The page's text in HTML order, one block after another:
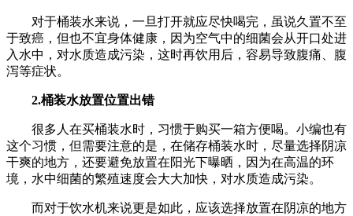
对于桶装水来说，一旦打开就应尽快喝完，虽说久置不至
于致癌，但也不宜身体健康，因为空气中的细菌会从开口处进
入水中，对水质造成污染，这时再饮用后，容易导致腹痛、腹
泻等症状。
2.桶装水放置位置出错
很多人在买桶装水时，习惯于购买一箱方便喝。小编也有
这个习惯，但需要注意的是，在储存桶装水时，尽量选择阴凉
干爽的地方，还要避免放置在阳光下曝晒，因为在高温的环
境，水中细菌的繁殖速度会大大加快，对水质造成污染。
而对于饮水机来说更是如此，应该选择放置在阴凉的地方